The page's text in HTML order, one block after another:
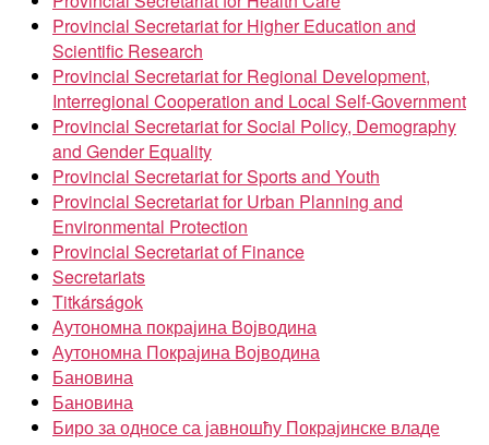
Provincial Secretariat for Higher Education and
Scientific Research
Provincial Secretariat for Regional Development,
Interregional Cooperation and Local Self-Government
Provincial Secretariat for Social Policy, Demography
and Gender Equality
Provincial Secretariat for Sports and Youth
Provincial Secretariat for Urban Planning and
Environmental Protection
Provincial Secretariat of Finance
Secretariats
Titkárságok
Аутономна покрајина Војводина
Аутономна Покрајина Војводина
Бановина
Бановина
Биро за односе са јавношћу Покрајинске владе